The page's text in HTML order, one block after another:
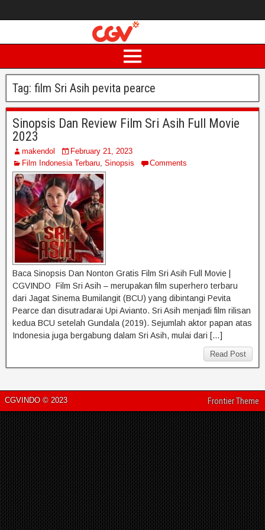
Tag: film Sri Asih pevita pearce
Sinopsis Dan Review Film Sri Asih Full Movie
2023
makendol
February 21, 2023
Film Indonesia Terbaru, Sinopsis Comments
Baca Sinopsis Dan Nonton Gratis Film Sri Asih Full Movie |
CGVINDO Film Sri Asih – merupakan film superhero terbaru
dari Jagat Sinema Bumilangit (BCU) yang dibintangi Pevita
Pearce dan disutradarai Upi Avianto. Sri Asih menjadi film rilisan
kedua BCU setelah Gundala (2019). Sejumlah aktor papan atas
Indonesia juga bergabung dalam Sri Asih, mulai dari […]
Read Post
CGVINDO © 2023 Frontier Theme